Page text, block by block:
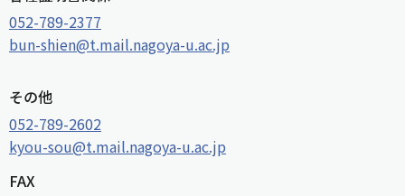
052-789-2377
bun-shien@t.mail.nagoya-u.ac.jp
その他
052-789-2602
kyou-sou@t.mail.nagoya-u.ac.jp
FAX